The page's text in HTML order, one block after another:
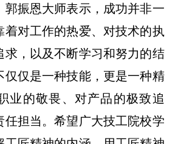
郭振恩大师表示，成功并非一
着对工作的热爱、对技术的执
求，以及不断学习和努力的结
仅仅是一种技能，更是一种精
业的敬畏、对产品的极致追
任担当。希望广大技工院校学